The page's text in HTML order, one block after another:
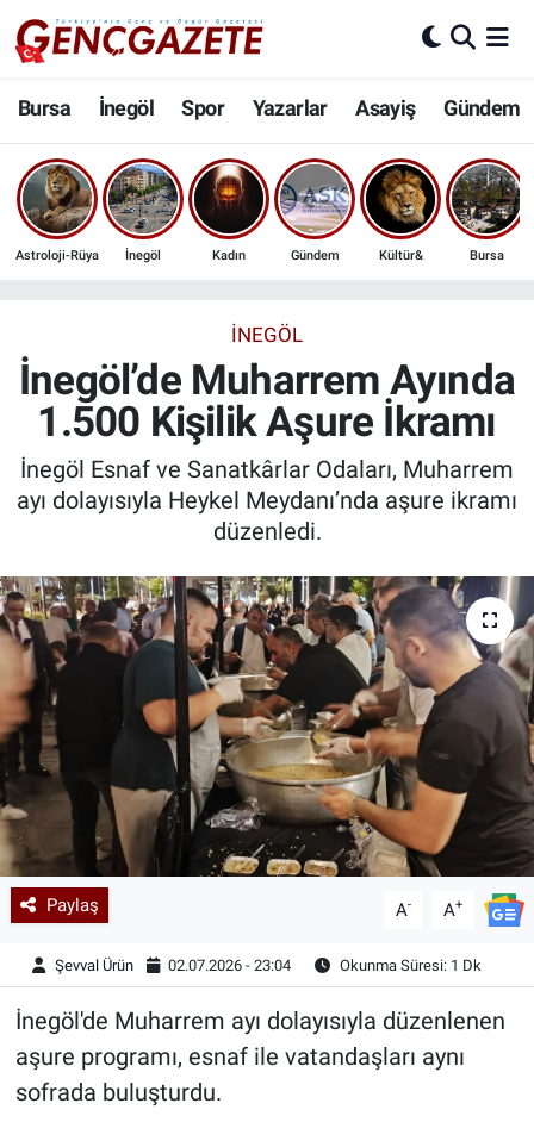
Bursa İnegöl Spor Yazarlar Asayiş Gündem
Astroloji-Rüya İnegöl Kadın Gündem Kültür& Bursa
İNEGÖL
İnegöl’de Muharrem Ayında
1.500 Kişilik Aşure İkramı
İnegöl Esnaf ve Sanatkârlar Odaları, Muharrem
ayı dolayısıyla Heykel Meydanı’nda aşure ikramı
düzenledi.
Paylaş A- A+
Şevval Ürün 02.07.2026 - 23:04 Okunma Süresi: 1 Dk
İnegöl'de Muharrem ayı dolayısıyla düzenlenen
aşure programı, esnaf ile vatandaşları aynı
sofrada buluşturdu.
Bursa
İnegöl
3.SAYFA
Ekonomi
Güncel
İnanç
Kadın & Aile
Kültür & Sanat
Teknoloji
Yazarlar
Nöbetçi Eczaneler
Hava Durumu
Trafik Durumu
Son Dakika Haberleri
Haber Arşivi